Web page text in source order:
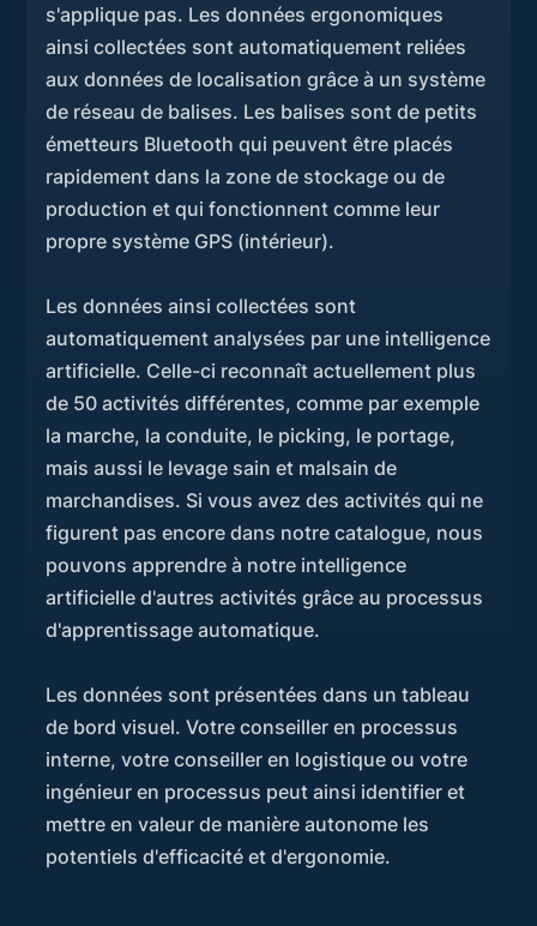
s'applique pas. Les données ergonomiques
ainsi collectées sont automatiquement reliées
aux données de localisation grâce à un système
de réseau de balises. Les balises sont de petits
émetteurs Bluetooth qui peuvent être placés
rapidement dans la zone de stockage ou de
production et qui fonctionnent comme leur
propre système GPS (intérieur).
Les données ainsi collectées sont
automatiquement analysées par une intelligence
artificielle. Celle-ci reconnaît actuellement plus
de 50 activités différentes, comme par exemple
la marche, la conduite, le picking, le portage,
mais aussi le levage sain et malsain de
marchandises. Si vous avez des activités qui ne
figurent pas encore dans notre catalogue, nous
pouvons apprendre à notre intelligence
artificielle d'autres activités grâce au processus
d'apprentissage automatique.
Les données sont présentées dans un tableau
de bord visuel. Votre conseiller en processus
interne, votre conseiller en logistique ou votre
ingénieur en processus peut ainsi identifier et
mettre en valeur de manière autonome les
potentiels d'efficacité et d'ergonomie.